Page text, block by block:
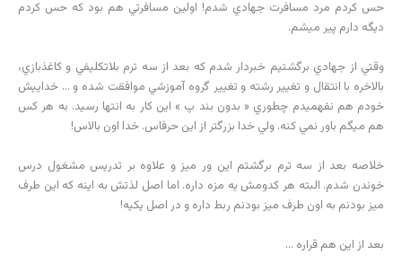
حس کردم مرد مسافرت جهادي شدم! اولين مسافرتي هم بود که حس کردم
ديگه دارم پير ميشم.
وقتي از جهادي برگشتيم خبردار شدم که بعد از سه ترم بلاتکليفي و کاغذبازي،
بالاخره با انتقال و تغيير رشته و تغيير گروه آموزشي موافقت شده و … خداييش
خودم هم نفهميدم چطوري « بدون بند پ » اين کار به انتها رسيد. به هر کس
هم ميگم باور نمي کنه. ولي خدا بزرگتر از اين حرفاس. خدا اون بالاس!
خلاصه بعد از سه ترم برگشتم اين ور ميز و علاوه بر تدريس مشغول درس
خوندن شدم. البته هر کدومش يه مزه داره. اما اصل لذتش به اينه که اين طرف
ميز بودنم به اون طرف ميز بودنم ربط داره و در اصل يکيه!
بعد از اين هم قراره …